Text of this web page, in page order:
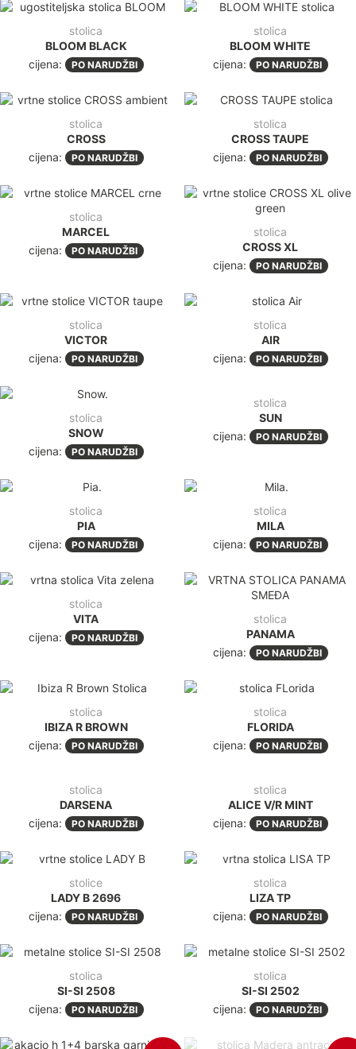
stolica
BLOOM BLACK
cijena:
PO NARUDŽBI
stolica
BLOOM WHITE
cijena:
PO NARUDŽBI
stolica
CROSS
cijena:
PO NARUDŽBI
stolica
CROSS TAUPE
cijena:
PO NARUDŽBI
stolica
MARCEL
cijena:
PO NARUDŽBI
stolica
CROSS XL
cijena:
PO NARUDŽBI
stolica
VICTOR
cijena:
PO NARUDŽBI
stolica
AIR
cijena:
PO NARUDŽBI
stolica
SNOW
cijena:
PO NARUDŽBI
stolica
SUN
cijena:
PO NARUDŽBI
stolica
PIA
cijena:
PO NARUDŽBI
stolica
MILA
cijena:
PO NARUDŽBI
stolica
VITA
cijena:
PO NARUDŽBI
stolica
PANAMA
cijena:
PO NARUDŽBI
stolica
IBIZA R BROWN
cijena:
PO NARUDŽBI
stolica
FLORIDA
cijena:
PO NARUDŽBI
stolica
DARSENA
cijena:
PO NARUDŽBI
stolica
ALICE V/R MINT
cijena:
PO NARUDŽBI
stolice
LADY B 2696
cijena:
PO NARUDŽBI
stolica
LIZA TP
cijena:
PO NARUDŽBI
stolica
SI-SI 2508
cijena:
PO NARUDŽBI
stolica
SI-SI 2502
cijena:
PO NARUDŽBI